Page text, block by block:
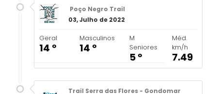
Poço Negro Trail
03, Julho de 2022
Geral
14 º
Masculinos
14 º
M
Seniores
5 º
Méd.
km/h
7.49
Trail Serra das Flores - Gondomar